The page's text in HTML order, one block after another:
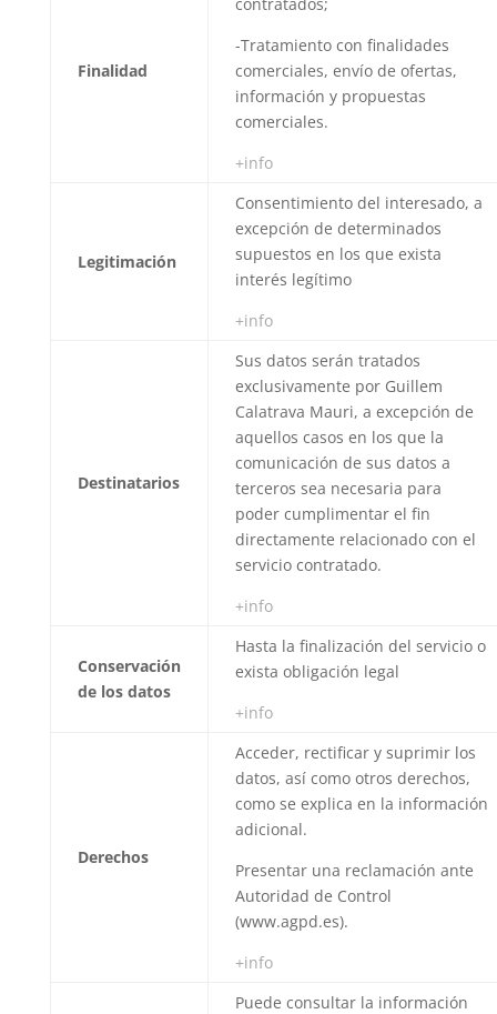
Finalidad
-Tratamiento con finalidades
comerciales, envío de ofertas,
información y propuestas
comerciales.
+info
Legitimación
Consentimiento del interesado, a
excepción de determinados
supuestos en los que exista
interés legítimo
+info
Destinatarios
Sus datos serán tratados
exclusivamente por Guillem
Calatrava Mauri, a excepción de
aquellos casos en los que la
comunicación de sus datos a
terceros sea necesaria para
poder cumplimentar el fin
directamente relacionado con el
servicio contratado.
+info
Conservación
de los datos
Hasta la finalización del servicio o
exista obligación legal
+info
Derechos
Acceder, rectificar y suprimir los
datos, así como otros derechos,
como se explica en la información
adicional.
Presentar una reclamación ante
Autoridad de Control
(www.agpd.es).
+info
Puede consultar la información